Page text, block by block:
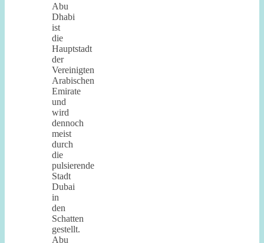
Abu
Dhabi
ist
die
Hauptstadt
der
Vereinigten
Arabischen
Emirate
und
wird
dennoch
meist
durch
die
pulsierende
Stadt
Dubai
in
den
Schatten
gestellt.
Abu